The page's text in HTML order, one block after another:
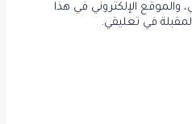
والموقع الإلكتروني في هذا
في تعليقي.